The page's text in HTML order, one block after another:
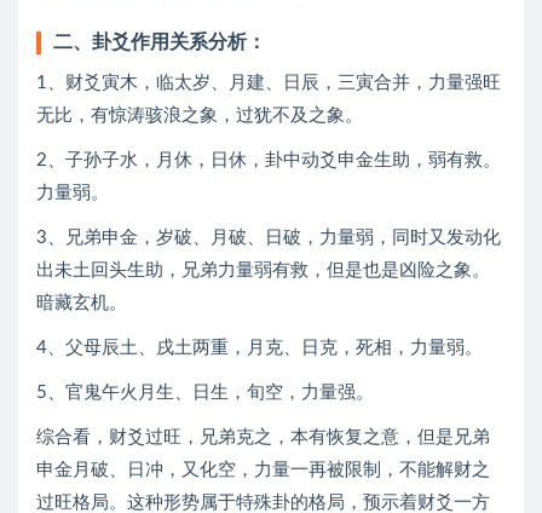
二、卦爻作用关系分析：
1、财爻寅木，临太岁、月建、日辰，三寅合并，力量强旺
无比，有惊涛骇浪之象，过犹不及之象。
2、子孙子水，月休，日休，卦中动爻申金生助，弱有救。
力量弱。
3、兄弟申金，岁破、月破、日破，力量弱，同时又发动化
出未土回头生助，兄弟力量弱有救，但是也是凶险之象。
暗藏玄机。
4、父母辰土、戌土两重，月克、日克，死相，力量弱。
5、官鬼午火月生、日生，旬空，力量强。
综合看，财爻过旺，兄弟克之，本有恢复之意，但是兄弟
申金月破、日冲，又化空，力量一再被限制，不能解财之
过旺格局。这种形势属于特殊卦的格局，预示着财爻一方